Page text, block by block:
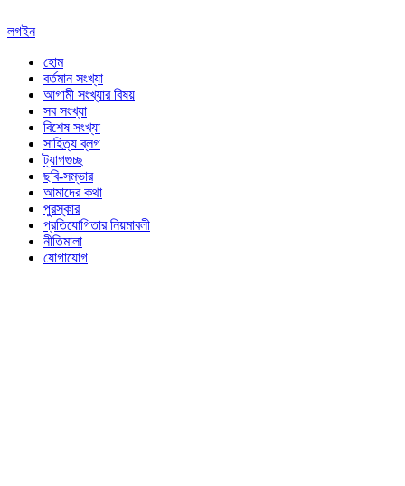
লগইন
হোম
বর্তমান সংখ্যা
আগামী সংখ্যার বিষয়
সব সংখ্যা
বিশেষ সংখ্যা
সাহিত্য ব্লগ
ট্যাগগুচ্ছ
ছবি-সম্ভার
আমাদের কথা
পুরস্কার
প্রতিযোগিতার নিয়মাবলী
নীতিমালা
যোগাযোগ